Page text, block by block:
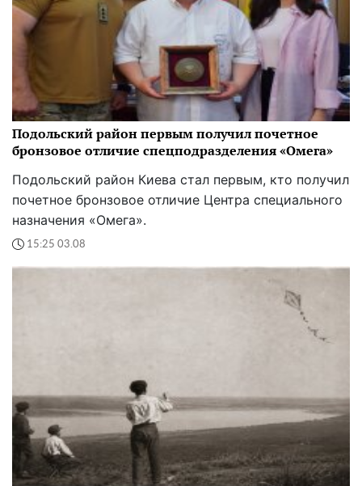
Подольский район первым получил почетное
бронзовое отличие спецподразделения «Омега»
Подольский район Киева стал первым, кто получил
почетное бронзовое отличие Центра специального
назначения «Омега».
15:25 03.08